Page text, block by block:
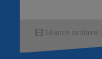
Séance scolaire